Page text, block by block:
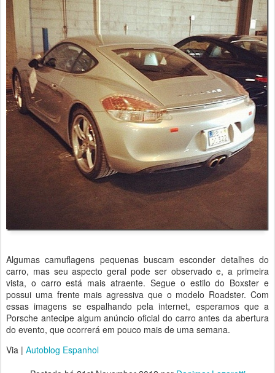
Algumas camuflagens pequenas buscam esconder detalhes do
carro, mas seu aspecto geral pode ser observado e, a primeira
vista, o carro está mais atraente. Segue o estilo do Boxster e
possui uma frente mais agressiva que o modelo Roadster. Com
essas imagens se espalhando pela internet, esperamos que a
Porsche antecipe algum anúncio oficial do carro antes da abertura
do evento, que ocorrerá em pouco mais de uma semana.
Via | Autoblog Espanhol